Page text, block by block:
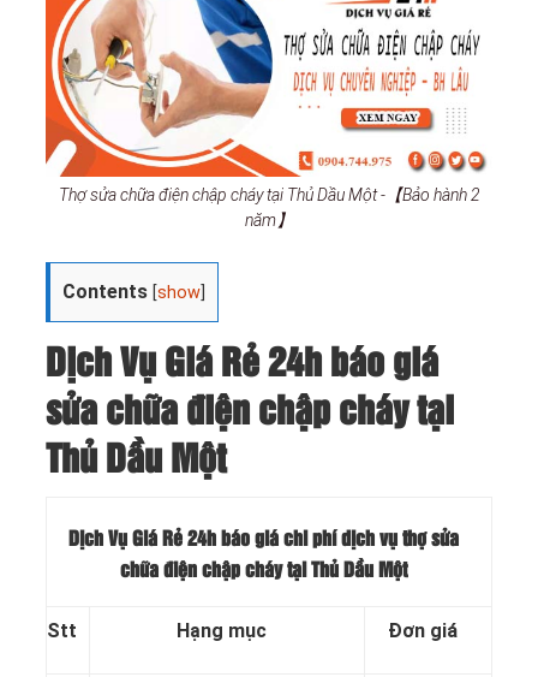
Thợ sửa chữa điện chập cháy tại Thủ Dầu Một -【Bảo hành 2
năm】
Contents [show
Dịch Vụ Giá Rẻ 24h báo giá
sửa chữa điện chập cháy tại
Thủ Dầu Một
Dịch Vụ Giá Rẻ 24h báo giá chi phí dịch vụ thợ sửa
chữa điện chập cháy tại Thủ Dầu Một
Stt Hạng mục Đơn giá